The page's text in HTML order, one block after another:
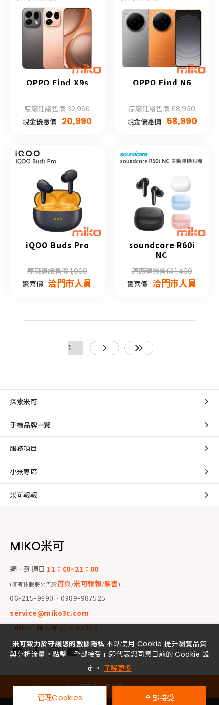
OPPO Find X9s
原廠建議售價 32,990
現金優惠價 20,990
OPPO Find N6
原廠建議售價 68,990
現金優惠價
58,990
iQOO Buds Pro
原廠建議售價 1,990
驚喜價 洽門市人員
soundcore R60i
NC
原廠建議售價 1,490
驚喜價 洽門市人員
探索米可
手機品牌一覽
服務項目
小米專區
米可報報
MIKO米可
週一到週日 11：00~21：00
(如有休假將公告於首頁/米可報報/臉書)
06-215-9990、0989-987525
service@miko3c.com
LINE ID 請搜尋 @miko168
Copyright ©米可資訊有限公司All Rights Reserved.
米可致力於守護您的數據隱私 本站使用 Cookie 提升瀏覽品質
與分析流量。點擊「全部接受」即代表您同意目前的 Cookie 設
定。 了解更多
管理Cookies 全部接受